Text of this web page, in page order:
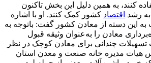
کنند، به‌ همین دلیل این بخش تاکنون
به رشد اقتصاد کشور کمک کنند. او با اشاره
به این دسته از معادن کشور گفت: باتوجه به
معادن را به‌عنوان وثیقه قبول
چندانی برای معادن کوچک در نظر
هیات مدیره خانه صنعت و معدن استان